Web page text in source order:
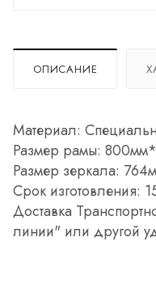
ОПИСАНИЕ
Материал:
Размер рамы:
Размер зеркала:
Срок изготовления:
Доставка
линии" или другой